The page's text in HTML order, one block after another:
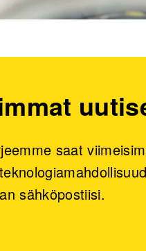
saat
sähköpostiisi.